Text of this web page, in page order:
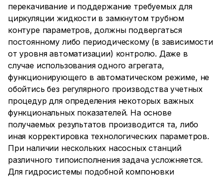
перекачивание и поддержание требуемых для
циркуляции жидкости в замкнутом трубном
контуре параметров, должны подвергаться
постоянному либо периодическому (в зависимости
от уровня автоматизации) контролю. Даже в
случае использования одного агрегата,
функционирующего в автоматическом режиме, не
обойтись без регулярного производства учетных
процедур для определения некоторых важных
функциональных показателей. На основе
получаемых результатов производится та, либо
иная корректировка технологических параметров.
При наличии нескольких насосных станций
различного типоисполнения задача усложняется.
Для гидросистемы подобной компоновки